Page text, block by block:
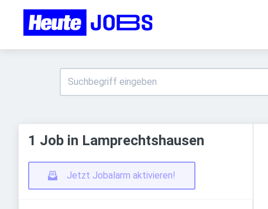
1 Job in Lamprechtshausen
Jetzt Jobalarm aktivieren!